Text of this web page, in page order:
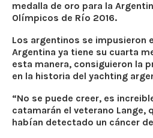
medalla de oro para la
Olímpicos de Río 2016.
Los argentinos se impusieron
Argentina ya tiene su cuarta
esta manera, consiguieron la
en la historia del yachting
“No se puede creer, es
catamarán el veterano Lange,
habían detectado un cáncer